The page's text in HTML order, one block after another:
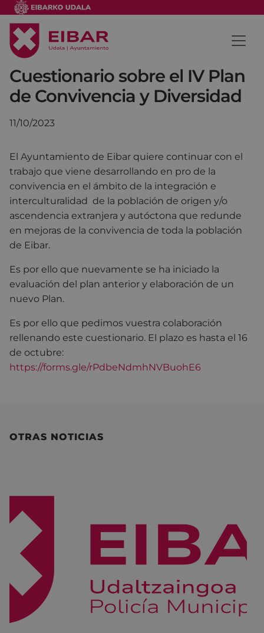
Cuestionario sobre el IV Plan
de Convivencia y Diversidad
11/10/2023
El Ayuntamiento de Eibar quiere continuar con el
trabajo que viene desarrollando en pro de la
convivencia en el ámbito de la integración e
interculturalidad de la población de origen y/o
ascendencia extranjera y autóctona que redunde
en mejoras de la convivencia de toda la población
de Eibar.
Es por ello que nuevamente se ha iniciado la
evaluación del plan anterior y elaboración de un
nuevo Plan.
Es por ello que pedimos vuestra colaboración
rellenando este cuestionario. El plazo es hasta el 16
de octubre:
https://forms.gle/rPdbeNdmhNVBuohE6
OTRAS NOTICIAS